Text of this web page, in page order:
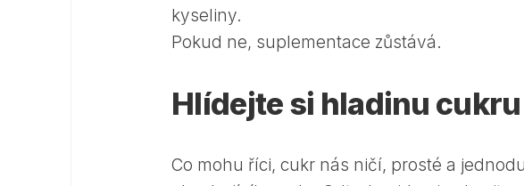
kyseliny.
Pokud ne, suplementace zůstává.
Hlídejte si hladinu cukru
Co mohu říci, cukr nás ničí, prosté a